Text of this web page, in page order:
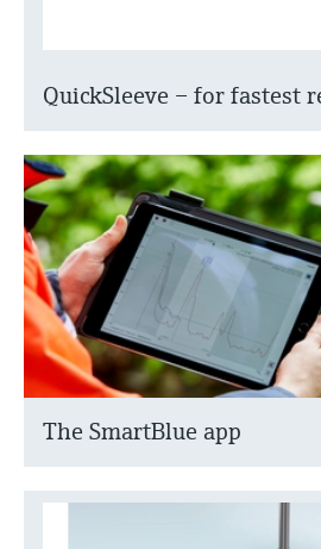
QuickSleeve – for fastest
The SmartBlue app